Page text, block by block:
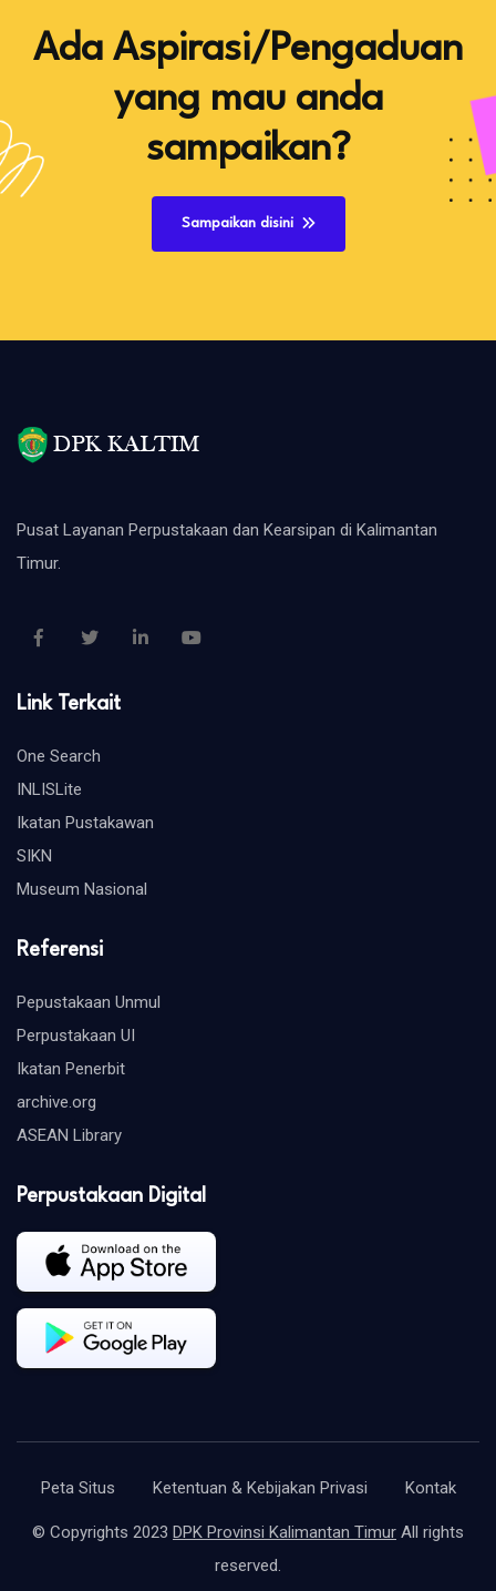
Ada Aspirasi/Pengaduan
yang mau anda
sampaikan?
Sampaikan disini
Pusat Layanan Perpustakaan dan Kearsipan di Kalimantan
Timur.
Link Terkait
One Search
INLISLite
Ikatan Pustakawan
SIKN
Museum Nasional
Referensi
Pepustakaan Unmul
Perpustakaan UI
Ikatan Penerbit
archive.org
ASEAN Library
Perpustakaan Digital
Peta Situs Ketentuan & Kebijakan Privasi Kontak
© Copyrights 2023 DPK Provinsi Kalimantan Timur All rights
reserved.